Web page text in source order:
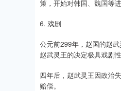
策，开始对韩国、魏国等
6. 戏剧
公元前299年，赵国的赵
赵武灵王的决定极具戏剧
四年后，赵武灵王因政治
赔偿。